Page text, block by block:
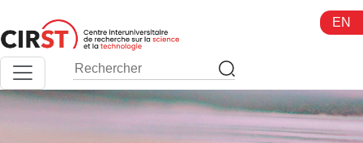
au
contenu
EN